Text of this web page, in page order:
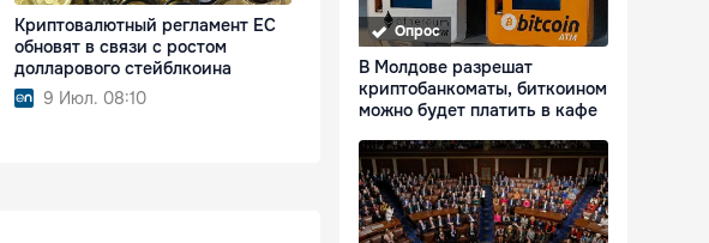
Криптовалютный регламент ЕС
обновят в связи с ростом
долларового стейблкоина
9 Июл. 08:10
Опрос
В Молдове разрешат
криптобанкоматы, биткоином
можно будет платить в кафе